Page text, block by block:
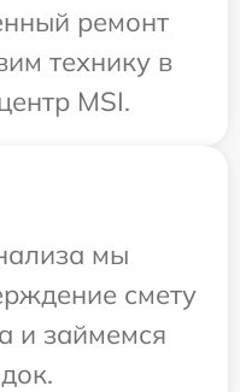
ремонт
технику в
MSI.
мы
смету
и займемся